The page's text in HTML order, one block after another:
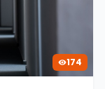
174